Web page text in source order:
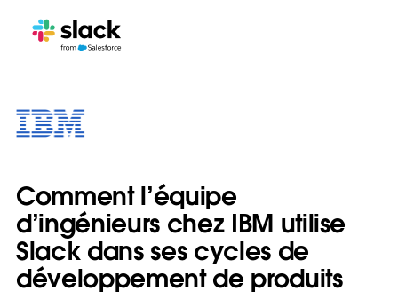
Comment l’équipe
d’ingénieurs chez IBM utilise
Slack dans ses cycles de
développement de produits